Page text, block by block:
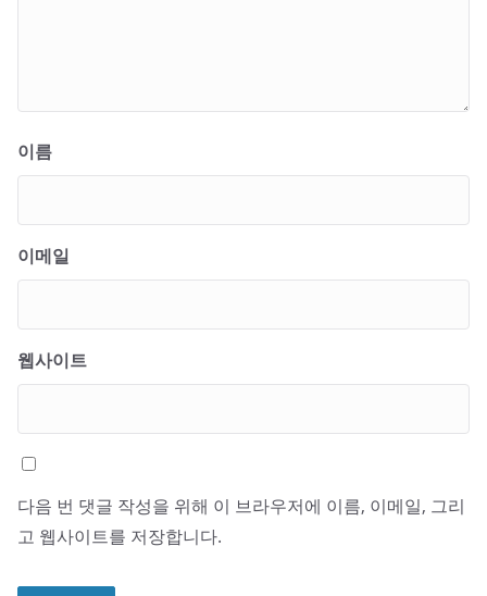
이름
이메일
웹사이트
다음 번 댓글 작성을 위해 이 브라우저에 이름, 이메일, 그리
고 웹사이트를 저장합니다.